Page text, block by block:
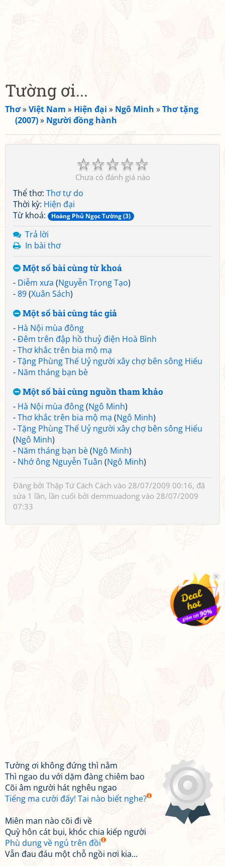
Tường ơi...
Thơ»Việt Nam » Hiện đại » Ngô Minh »Thơ tặng
(2007)» Người đồng hành
☆
☆
☆
☆
☆
Chưa có đánh giá nào
Thể thơ: Thơ tự do
Thời kỳ: Hiện đại
Từ khoá:
Hoàng Phủ Ngọc Tường (3)
Trả lời
In bài thơ
Một số bài cùng từ khoá
- Diễm xưa (Nguyễn Trọng Tạo)
-89(Xuân Sách)
Một số bài cùng tác giả
- Hà Nội mùa đông
-Đêm trên đập hồ thuỷ điện Hoà Bình
-Thơ khắc trên bia mộ mạ
-Tặng Phùng Thế Uỷ người xây chợ bên sông Hiếu
- Năm tháng bạn bè
Một số bài cùng nguồn tham khảo
- Hà Nội mùa đông(Ngô Minh)
-Thơ khắc trên bia mộ mạ (Ngô Minh)
-Tặng Phùng Thế Uỷ người xây chợ bên sông Hiếu
(Ngô Minh)
- Năm tháng bạn bè(Ngô Minh)
- Nhớ ông Nguyễn Tuân (Ngô Minh)
Đăng bởi Thập Tứ Cách Cách vào 28/07/2009 00:16, đã
sửa 1 lần, lần cuối bởi demmuadong vào 28/07/2009
07:33
Tường ơi không đứng thì nằm
Thì ngao du với dặm đàng chiêm bao
Cõi âm người hát nghêu ngao
Tiếng ma cười đấy! Tai nào biết nghe?
Miên man nào cõi đi về
Quỳ hôn cát bụi, khóc chia kiếp người
Phù dung về ngủ trên đồi
Vẫn đau đáu một chỗ ngồi nơi kia...